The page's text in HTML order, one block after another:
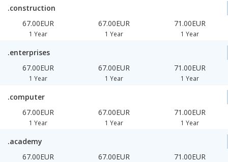
.construction
67.00EUR
1 Year
67.00EUR
1 Year
71.00EUR
1 Year
.enterprises
67.00EUR
1 Year
67.00EUR
1 Year
71.00EUR
1 Year
.computer
67.00EUR
1 Year
67.00EUR
1 Year
71.00EUR
1 Year
.academy
67.00EUR
67.00EUR 71.00EUR